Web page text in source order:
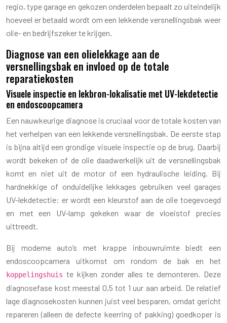
regio, type garage en gekozen onderdelen bepaalt zo uiteindelijk
hoeveel er betaald wordt om een lekkende versnellingsbak weer
olie- en bedrijfszeker te krijgen.
Diagnose van een olielekkage aan de
versnellingsbak en invloed op de totale
reparatiekosten
Visuele inspectie en lekbron-lokalisatie met UV-lekdetectie
en endoscoopcamera
Een nauwkeurige diagnose is cruciaal voor de totale kosten van
het verhelpen van een lekkende versnellingsbak. De eerste stap
is bijna altijd een grondige visuele inspectie op de brug. Daarbij
wordt bekeken of de olie daadwerkelijk uit de versnellingsbak
komt en niet uit de motor of een hydraulische leiding. Bij
hardnekkige of onduidelijke lekkages gebruiken veel garages
UV-lekdetectie: er wordt een kleurstof aan de olie toegevoegd
en met een UV-lamp gekeken waar de vloeistof precies
uittreedt.
Bij moderne auto’s met krappe inbouwruimte biedt een
endoscoopcamera uitkomst om rondom de bak en het
koppelingshuis te kijken zonder alles te demonteren. Deze
diagnosefase kost meestal 0,5 tot 1 uur aan arbeid. De relatief
lage diagnosekosten kunnen juist veel besparen, omdat gericht
repareren (alleen de defecte keerring of pakking) goedkoper is